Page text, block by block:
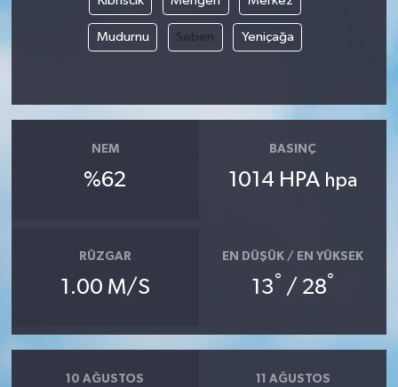
Mudurnu Seben Yeniçağa
NEM
%62
BASINÇ
1014 HPA hpa
RÜZGAR
1.00 M/S
EN DÜŞÜK / EN YÜKSEK
13° / 28°
10 AĞUSTOS 11 AĞUSTOS